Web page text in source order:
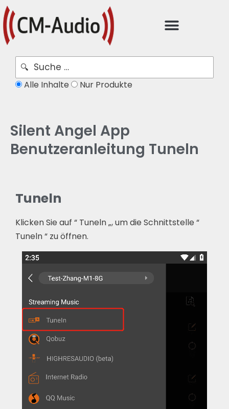
Alle Inhalte Nur Produkte
Silent Angel App
Benutzeranleitung Tuneln
Tuneln
Klicken Sie auf “ Tuneln „, um die Schnittstelle “
Tuneln “ zu öffnen.